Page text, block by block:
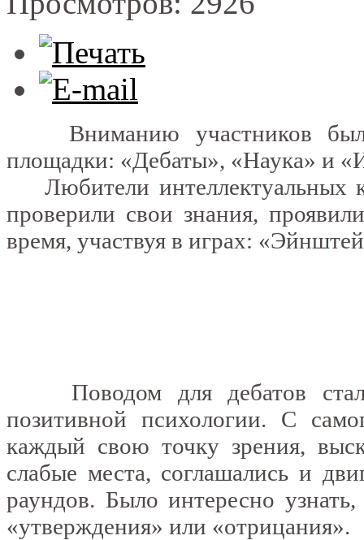
Вниманию участников были
площадки: «Дебаты», «Наука» и
Любители интеллектуальных
проверили свои знания,
время, участвуя в играх:
Поводом для дебатов стало
позитивной психологии. С
каждый свою точку зрения,
слабые места, соглашались и
раундов. Было интересно
«утверждения» или «отрицания».